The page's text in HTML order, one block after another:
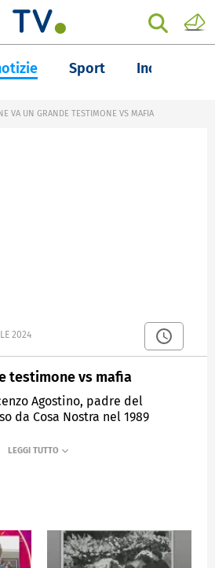
Sport Inchieste
VA UN GRANDE TESTIMONE VS MAFIA
2024
testimone vs mafia
Agostino, padre del
da Cosa Nostra nel 1989